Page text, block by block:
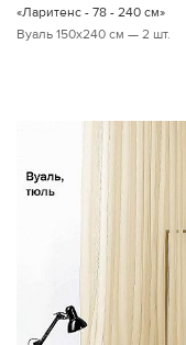
«Ларитенс - 78 - 240 см»
Вуаль 150х240 см — 2 шт.